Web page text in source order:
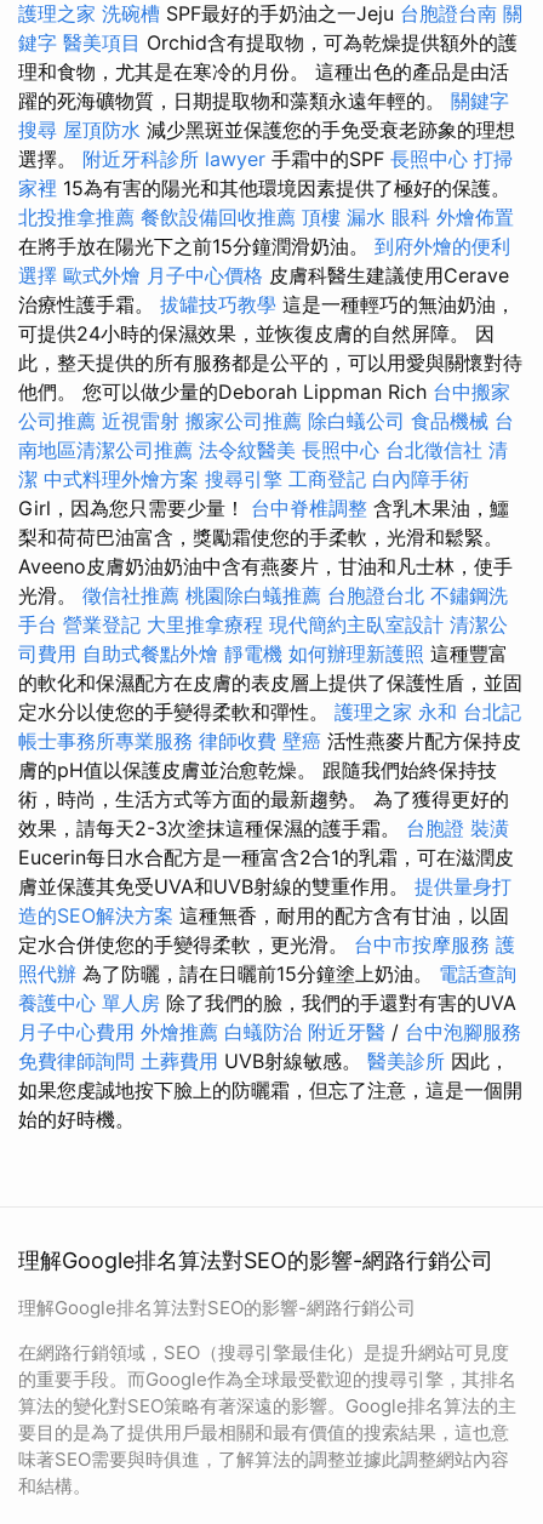
護理之家 洗碗槽 SPF最好的手奶油之一Jeju 台胞證台南 關
鍵字 醫美項目 Orchid含有提取物，可為乾燥提供額外的護
理和食物，尤其是在寒冷的月份。 這種出色的產品是由活
躍的死海礦物質，日期提取物和藻類永遠年輕的。 關鍵字
搜尋 屋頂防水 減少黑斑並保護您的手免受衰老跡象的理想
選擇。 附近牙科診所 lawyer 手霜中的SPF 長照中心 打掃
家裡 15為有害的陽光和其他環境因素提供了極好的保護。
北投推拿推薦 餐飲設備回收推薦 頂樓 漏水 眼科 外燴佈置
在將手放在陽光下之前15分鐘潤滑奶油。 到府外燴的便利
選擇 歐式外燴 月子中心價格 皮膚科醫生建議使用Cerave
治療性護手霜。 拔罐技巧教學 這是一種輕巧的無油奶油，
可提供24小時的保濕效果，並恢復皮膚的自然屏障。 因
此，整天提供的所有服務都是公平的，可以用愛與關懷對待
他們。 您可以做少量的Deborah Lippman Rich 台中搬家
公司推薦 近視雷射 搬家公司推薦 除白蟻公司 食品機械 台
南地區清潔公司推薦 法令紋醫美 長照中心 台北徵信社 清
潔 中式料理外燴方案 搜尋引擎 工商登記 白內障手術
Girl，因為您只需要少量！ 台中脊椎調整 含乳木果油，鱷
梨和荷荷巴油富含，獎勵霜使您的手柔軟，光滑和鬆緊。
Aveeno皮膚奶油奶油中含有燕麥片，甘油和凡士林，使手
光滑。 徵信社推薦 桃園除白蟻推薦 台胞證台北 不鏽鋼洗
手台 營業登記 大里推拿療程 現代簡約主臥室設計 清潔公
司費用 自助式餐點外燴 靜電機 如何辦理新護照 這種豐富
的軟化和保濕配方在皮膚的表皮層上提供了保護性盾，並固
定水分以使您的手變得柔軟和彈性。 護理之家 永和 台北記
帳士事務所專業服務 律師收費 壁癌 活性燕麥片配方保持皮
膚的pH值以保護皮膚並治愈乾燥。 跟隨我們始終保持技
術，時尚，生活方式等方面的最新趨勢。 為了獲得更好的
效果，請每天2-3次塗抹這種保濕的護手霜。 台胞證 裝潢
Eucerin每日水合配方是一種富含2合1的乳霜，可在滋潤皮
膚並保護其免受UVA和UVB射線的雙重作用。 提供量身打
造的SEO解決方案 這種無香，耐用的配方含有甘油，以固
定水合併使您的手變得柔軟，更光滑。 台中市按摩服務 護
照代辦 為了防曬，請在日曬前15分鐘塗上奶油。 電話查詢
養護中心 單人房 除了我們的臉，我們的手還對有害的UVA
月子中心費用 外燴推薦 白蟻防治 附近牙醫 / 台中泡腳服務
免費律師詢問 土葬費用 UVB射線敏感。 醫美診所 因此，
如果您虔誠地按下臉上的防曬霜，但忘了注意，這是一個開
始的好時機。
理解Google排名算法對SEO的影響-網路行銷公司
理解Google排名算法對SEO的影響-網路行銷公司
在網路行銷領域，SEO（搜尋引擎最佳化）是提升網站可見度
的重要手段。而Google作為全球最受歡迎的搜尋引擎，其排名
算法的變化對SEO策略有著深遠的影響。Google排名算法的主
要目的是為了提供用戶最相關和最有價值的搜索結果，這也意
味著SEO需要與時俱進，了解算法的調整並據此調整網站內容
和結構。